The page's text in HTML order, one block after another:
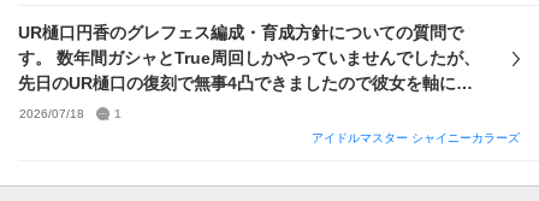
ないのですが、こっちを優先させたほうがいいのでしょう
か。
UR樋口円香のグレフェス編成・育成方針についての質問で
す。 数年間ガシャとTrue周回しかやっていませんでしたが、
先日のUR樋口の復刻で無事4凸できましたので彼女を軸にグ
レフェス編成を組んでみたいと考えています。しかし、私自
身WING以外はほとんど触れてきませんでしたので編成・育成
編成可能なUR樋口を活用したユニット編成 ②そのユニット育
2026/07/18
1
アイドルマスター シャイニーカラーズ